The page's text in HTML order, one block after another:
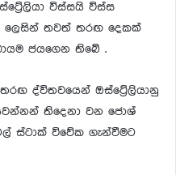
විස්සයි විස්ස
ලෙසින් තවත් තරඟ දෙකක්
ජයගෙන තිබේ .
ද්විතවයෙන් ඔස්ට්‍රේලියානු
තිදෙනා වන ජොශ්
ස්ටාක් විවේක ගැන්වීමට